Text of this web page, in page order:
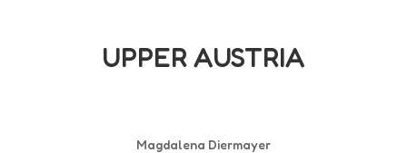
UPPER AUSTRIA
Magdalena Diermayer